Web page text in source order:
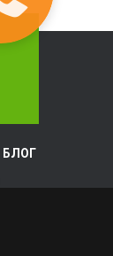
БЛОГ